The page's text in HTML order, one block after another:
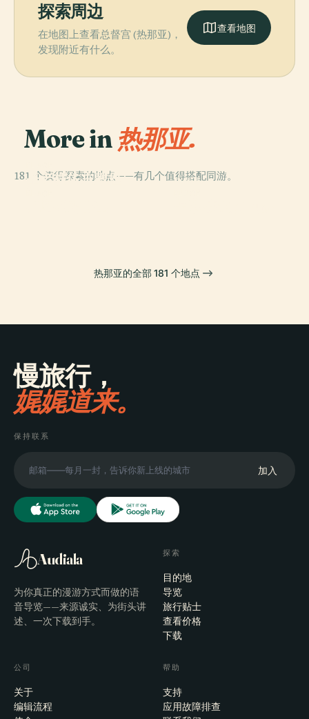
探索周边
在地图上查看总督宫 (热那亚)，
发现附近有什么。
查看地图
More in 热那亚.
181 个值得探索的地点——有几个值得搭配同游。
圣老楞佐主教座
PLACE
热那亚的全部 181 个地点
慢旅行，
娓娓道来。
保持联系
加入
Audiala
为你真正的漫游方式而做的语
音导览——来源诚实、为街头讲
述、一次下载到手。
探索
目的地
导览
旅行贴士
查看价格
下载
公司
关于
编辑流程
帮助
支持
应用故障排查